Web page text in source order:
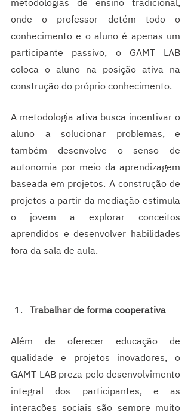
metodologias de ensino tradicional,
onde o professor detém todo o
conhecimento e o aluno é apenas um
participante passivo, o GAMT LAB
coloca o aluno na posição ativa na
construção do próprio conhecimento.
A metodologia ativa busca incentivar o
aluno a solucionar problemas, e
também desenvolve o senso de
autonomia por meio da aprendizagem
baseada em projetos. A construção de
projetos a partir da mediação estimula
o jovem a explorar conceitos
aprendidos e desenvolver habilidades
fora da sala de aula.
Trabalhar de forma cooperativa
Além de oferecer educação de
qualidade e projetos inovadores, o
GAMT LAB preza pelo desenvolvimento
integral dos participantes, e as
interações sociais são sempre muito